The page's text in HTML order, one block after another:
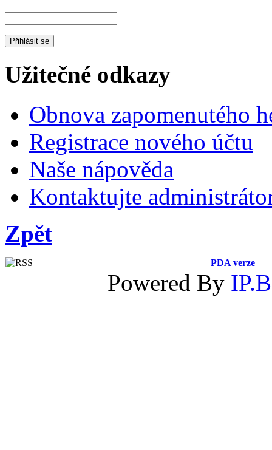
Užitečné odkazy
Obnova zapomenutého
Registrace nového účtu
Naše nápověda
Kontaktujte
Zpět
PDA verze
Powered By